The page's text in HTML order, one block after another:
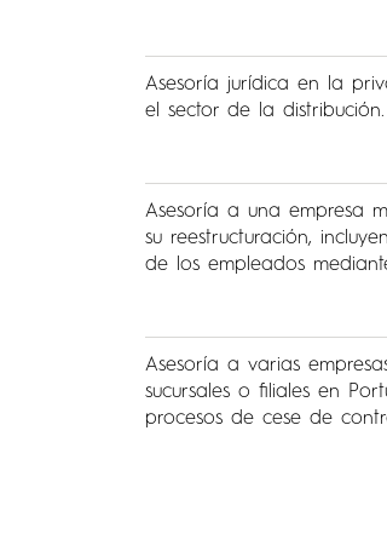
Asesoría jurídica en la
el sector de la distribución.
Asesoría a una empresa
su reestructuración,
de los empleados
Asesoría a varias
sucursales o filiales en
procesos de cese de